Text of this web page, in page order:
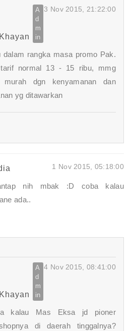
3 Nov 2015, 21:22:00
dalam rangka masa promo Pak.
tarif normal 13 - 15 ribu, mmg
murah dgn kenyamanan dan
yg ditawarkan
1 Nov 2015, 05:18:00
nih mbak :D coba kalau
ada..
4 Nov 2015, 08:41:00
kalau Mas Eksa jd pioner
di daerah tinggalnya?